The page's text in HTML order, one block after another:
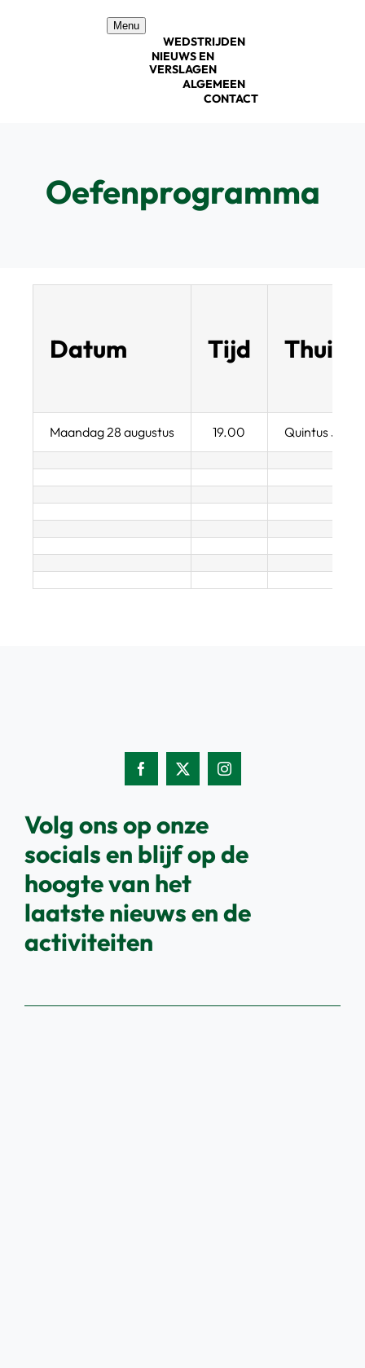
Menu
WEDSTRIJDEN
NIEUWS EN
VERSLAGEN
ALGEMEEN
CONTACT
Oefenprogramma
Datum Tijd Thuis
Maandag 28 augustus 19.00 Quintus JO17-
Volg ons op onze
socials en blijf op de
hoogte van het
laatste nieuws en de
activiteiten